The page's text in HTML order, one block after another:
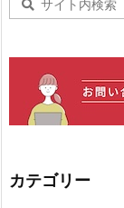
カテゴリー